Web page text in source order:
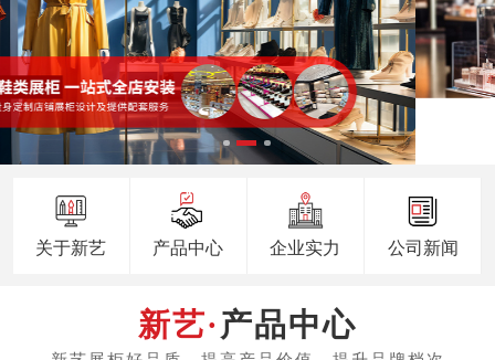
关于新艺 产品中心 企业实力 公司新闻
产品中心